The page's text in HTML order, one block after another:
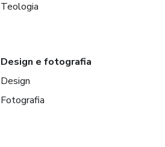
Teologia
Design e fotografia
Design
Fotografia